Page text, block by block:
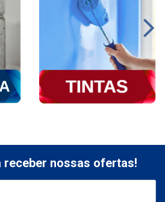
receber nossas ofertas!